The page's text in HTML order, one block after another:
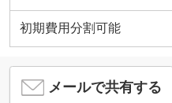
初期費用分割可能
メールで共有する